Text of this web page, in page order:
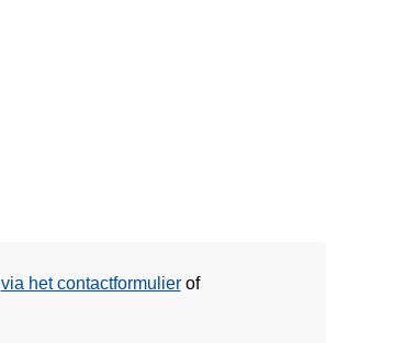
via het contactformulierof